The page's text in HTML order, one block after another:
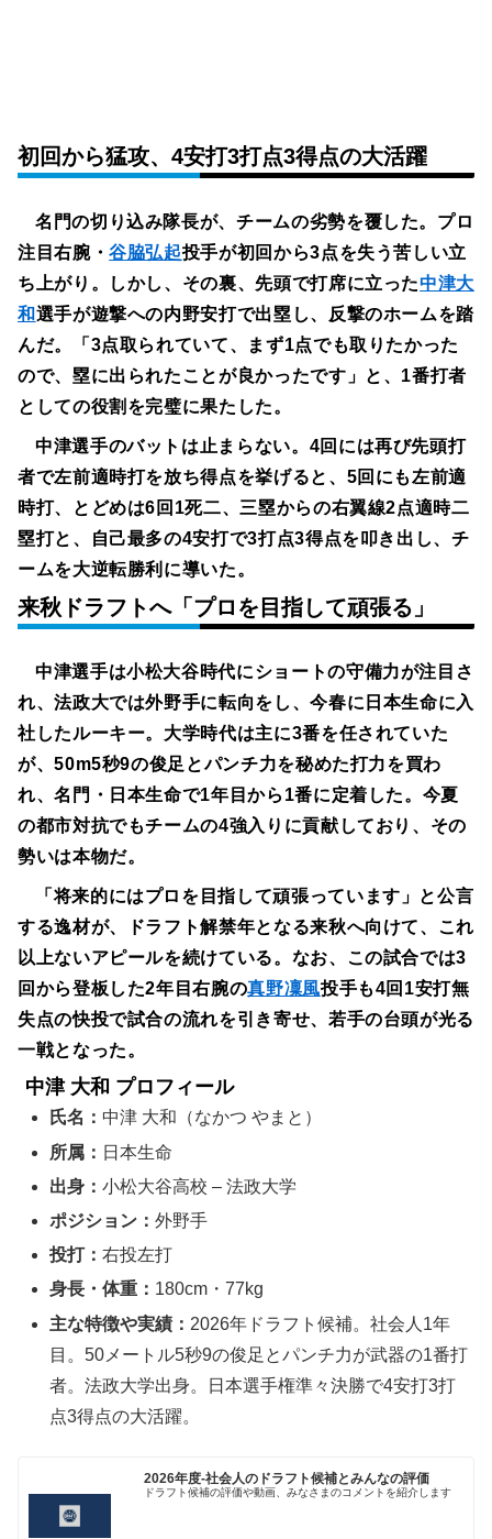
初回から猛攻、4安打3打点3得点の大活躍
名門の切り込み隊長が、チームの劣勢を覆した。プロ
注目右腕・谷脇弘起投手が初回から3点を失う苦しい立
ち上がり。しかし、その裏、先頭で打席に立った中津大
和選手が遊撃への内野安打で出塁し、反撃のホームを踏
んだ。「3点取られていて、まず1点でも取りたかった
ので、塁に出られたことが良かったです」と、1番打者
としての役割を完璧に果たした。
中津選手のバットは止まらない。4回には再び先頭打
者で左前適時打を放ち得点を挙げると、5回にも左前適
時打、とどめは6回1死二、三塁からの右翼線2点適時二
塁打と、自己最多の4安打で3打点3得点を叩き出し、チ
ームを大逆転勝利に導いた。
来秋ドラフトへ「プロを目指して頑張る」
中津選手は小松大谷時代にショートの守備力が注目さ
れ、法政大では外野手に転向をし、今春に日本生命に入
社したルーキー。大学時代は主に3番を任されていた
が、50m5秒9の俊足とパンチ力を秘めた打力を買わ
れ、名門・日本生命で1年目から1番に定着した。今夏
の都市対抗でもチームの4強入りに貢献しており、その
勢いは本物だ。
「将来的にはプロを目指して頑張っています」と公言
する逸材が、ドラフト解禁年となる来秋へ向けて、これ
以上ないアピールを続けている。なお、この試合では3
回から登板した2年目右腕の真野凜風投手も4回1安打無
失点の快投で試合の流れを引き寄せ、若手の台頭が光る
一戦となった。
中津 大和 プロフィール
氏名： 中津 大和（なかつ やまと）
所属： 日本生命
出身：小松大谷高校 – 法政大学
ポジション：外野手
投打：右投左打
身長・体重： 180cm・77kg
主な特徴や実績： 2026年ドラフト候補。社会人1年
目。50メートル5秒9の俊足とパンチ力が武器の1番打
者。法政大学出身。日本選手権準々決勝で4安打3打
点3得点の大活躍。
2026年度-社会人のドラフト候補とみんなの評価
ドラフト候補の評価や動画、みなさまのコメントを紹介します